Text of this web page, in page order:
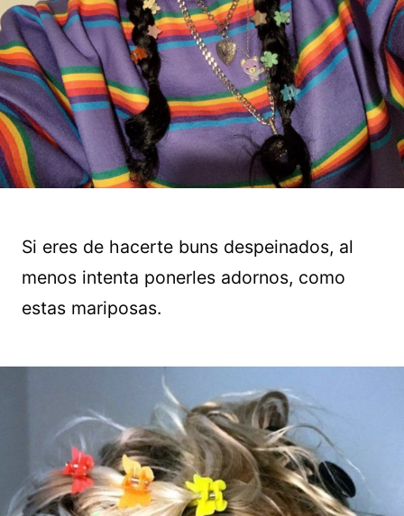
Si eres de hacerte buns despeinados, al
menos intenta ponerles adornos, como
estas mariposas.